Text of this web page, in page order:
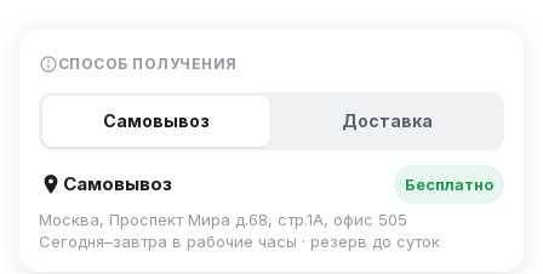
СПОСОБ ПОЛУЧЕНИЯ
Самовывоз Доставка
Самовывоз
Бесплатно
Москва, Проспект Мира д.68, стр.1А, офис 505
Сегодня–завтра в рабочие часы · резерв до суток